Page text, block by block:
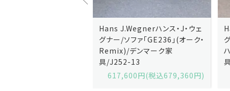
Hans J.Wegnerハンス・J・ウェ
グナー/ソファ「GE235」(オーク/
ハリンダル・RE)/デンマーク家
具/J258-2
629,200円(税込692,120円)